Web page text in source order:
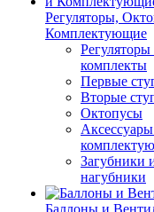
Регуляторы,
Комплектующие
Регуляторы
комплекты
Первые
Вторые
Октопусы
Загубники
нагубники
Баллоны и